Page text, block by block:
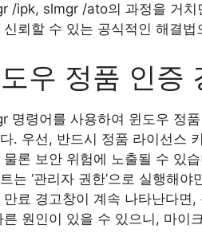
/ipk, slmgr /ato의 과정을 거치
신뢰할 수 있는 공식적인 해결법
우 정품 인증
명령어를 사용하여 윈도우 정
. 우선, 반드시 정품 라이선스
물론 보안 위험에 노출될 수 있
는 ‘관리자 권한’으로 실행해
만료 경고창이 계속 나타난다면
른 원인이 있을 수 있으니, 마이